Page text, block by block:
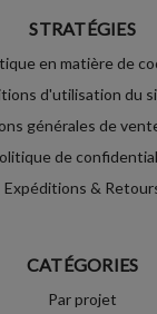
STRATÉGIES
en matière de
d'utilisation du
générales de
de
Expéditions &
CATÉGORIES
Par projet